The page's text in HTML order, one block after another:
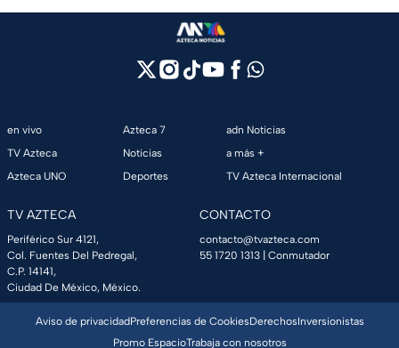
en vivo
TV Azteca
Azteca UNO
Azteca 7
Noticias
Deportes
adn Noticias
a más +
TV Azteca Internacional
TV AZTECA
Periférico Sur 4121,
Col. Fuentes Del Pedregal,
C.P. 14141,
Ciudad De México, México.
CONTACTO
contacto@tvazteca.com
55 1720 1313 | Conmutador
Aviso de privacidadPreferencias de CookiesDerechosInversionistas
Promo EspacioTrabaja con nosotros